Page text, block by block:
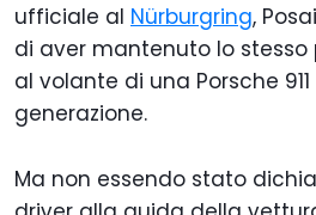
ufficiale al Nürburgring,
di aver mantenuto lo stesso
al volante di una Porsche
generazione.
Ma non essendo stato